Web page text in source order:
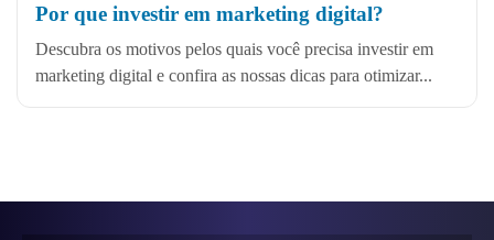
Por que investir em marketing digital?
Descubra os motivos pelos quais você precisa investir em
marketing digital e confira as nossas dicas para otimizar...